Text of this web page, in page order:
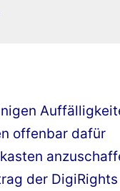
offenbar dafür
der DigiRights